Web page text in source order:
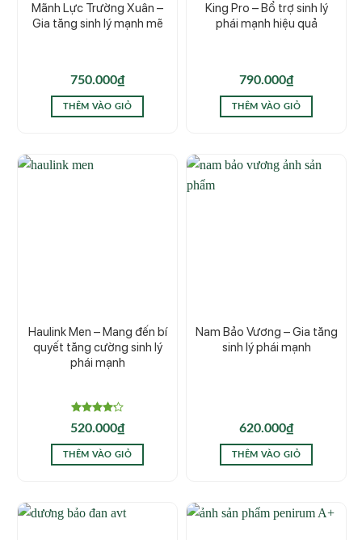
Mãnh Lực Trường Xuân –
Gia tăng sinh lý mạnh mẽ
750.000₫
THÊM VÀO GIỎ
King Pro – Bổ trợ sinh lý
phái mạnh hiệu quả
790.000₫
THÊM VÀO GIỎ
Haulink Men – Mang đến bí
quyết tăng cường sinh lý
phái mạnh
Được
xếp hạng
4.205
sao
520.000₫
THÊM VÀO GIỎ
Nam Bảo Vương – Gia tăng
sinh lý phái mạnh
620.000₫
THÊM VÀO GIỎ